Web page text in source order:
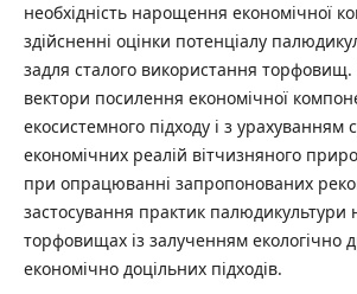
необхідність нарощення економічної
здійсненні оцінки потенціалу
задля сталого використання торфовищ.
вектори посилення економічної
екосистемного підходу і з урахуванням
економічних реалій вітчизняного
при опрацюванні запропонованих
застосування практик палюдикультури
торфовищах із залученням екологічно
економічно доцільних підходів.